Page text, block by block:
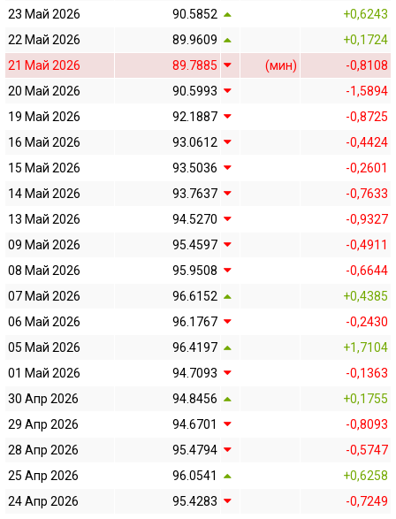
23 Май 2026 90.5852
+0,6243
22 Май 2026
89.9609
+0,1724
21 Май 2026
89.7885 (мин)
-0,8108
20 Май 2026
90.5993
-1,5894
19 Май 2026
92.1887
-0,8725
16 Май 2026
93.0612
-0,4424
15 Май 2026
93.5036
-0,2601
14 Май 2026
93.7637
-0,7633
13 Май 2026
94.5270
-0,9327
09 Май 2026
95.4597
-0,4911
08 Май 2026
95.9508
-0,6644
07 Май 2026
96.6152
+0,4385
06 Май 2026
96.1767
-0,2430
05 Май 2026
96.4197
+1,7104
01 Май 2026
94.7093
-0,1363
30 Апр 2026
94.8456
+0,1755
29 Апр 2026
94.6701
-0,8093
28 Апр 2026
95.4794
-0,5747
25 Апр 2026
96.0541
+0,6258
24 Апр 2026
95.4283
-0,7249